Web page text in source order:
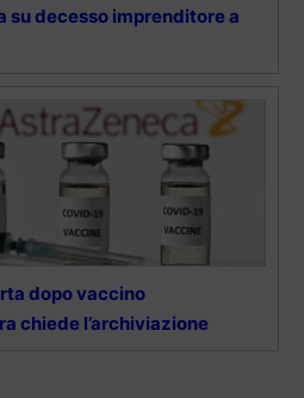
su decesso imprenditore a
dopo vaccino
chiede l’archiviazione